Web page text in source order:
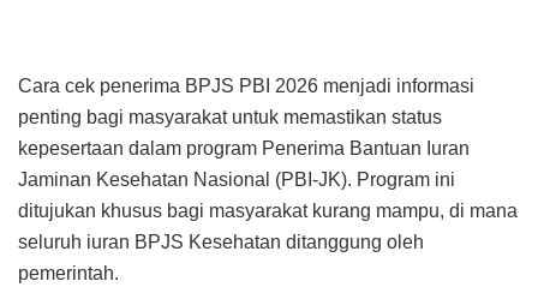
Cara cek penerima BPJS PBI 2026 menjadi informasi
penting bagi masyarakat untuk memastikan status
kepesertaan dalam program Penerima Bantuan Iuran
Jaminan Kesehatan Nasional (PBI-JK). Program ini
ditujukan khusus bagi masyarakat kurang mampu, di mana
seluruh iuran BPJS Kesehatan ditanggung oleh
pemerintah.